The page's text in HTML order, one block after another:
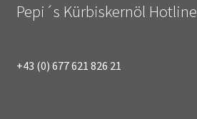
Pepi´s Kürbiskernöl Hotline
+43 (0) 677 621 826 21